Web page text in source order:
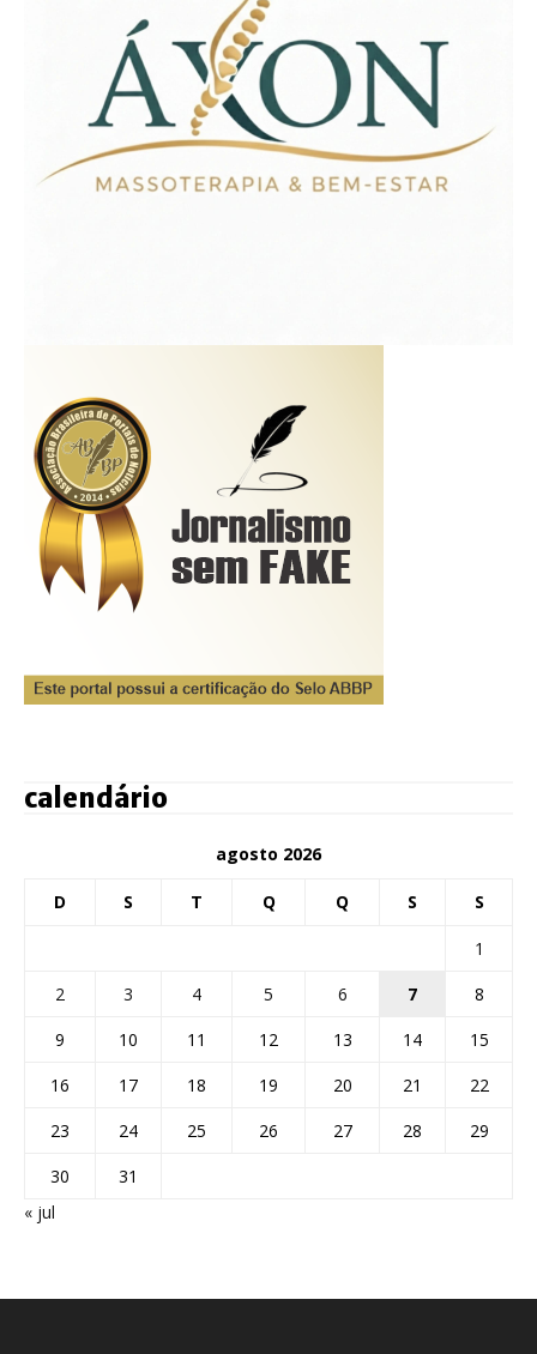
calendário
agosto 2026
D S T Q Q S S
1
2
3 4 5 6 7
8
9
10 11 12 13 14
15
16
17 18 19 20 21
22
23
24 25 26 27 28
29
30
31
« jul